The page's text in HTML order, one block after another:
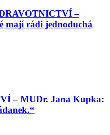
–
mají rádi jednoduchá
– MUDr. Jana Kupka: